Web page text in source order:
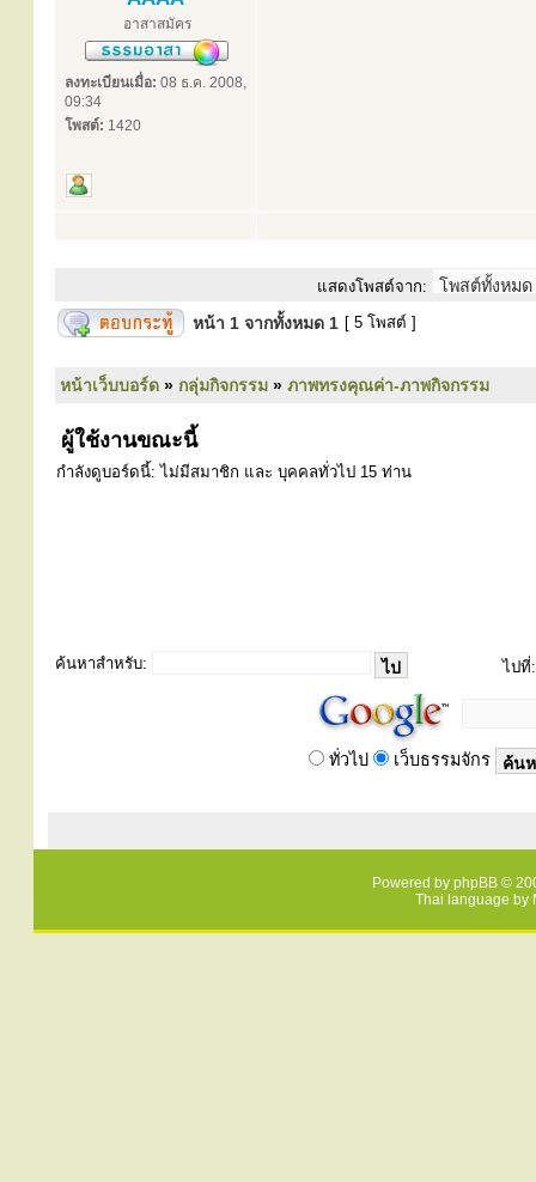
อาสาสมัคร
ลงทะเบียนเมื่อ: 08 ธ.ค. 2008,
09:34
โพสต์: 1420
แสดงโพสต์จาก:
หน้า 1 จากทั้งหมด 1 [ 5 โพสต์ ]
หน้าเว็บบอร์ด » กลุ่มกิจกรรม » ภาพทรงคุณค่า-ภาพกิจกรรม
ผู้ใช้งานขณะนี้
กำลังดูบอร์ดนี้: ไม่มีสมาชิก และ บุคคลทั่วไป 15 ท่าน
ค้นหาสำหรับ: ไปที่:
ทั่วไป เว็บธรรมจักร
Powered by phpBB ©
Thai language by